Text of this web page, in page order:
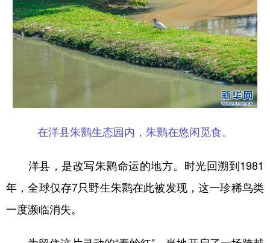
在洋县朱鹮生态园内，朱鹮在悠闲觅食。
洋县，是改写朱鹮命运的地方。时光回溯到1981
年，全球仅存7只野生朱鹮在此被发现，这一珍稀鸟类
一度濒临消失。